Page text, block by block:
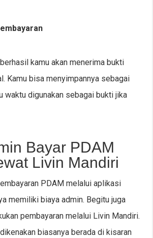
kamu akan menerima bukti
Kamu bisa menyimpannya sebagai
waktu digunakan sebagai bukti jika
Bayar PDAM
Livin Mandiri
PDAM melalui aplikasi
memiliki biaya admin. Begitu juga
pembayaran melalui Livin Mandiri.
biasanya berada di kisaran